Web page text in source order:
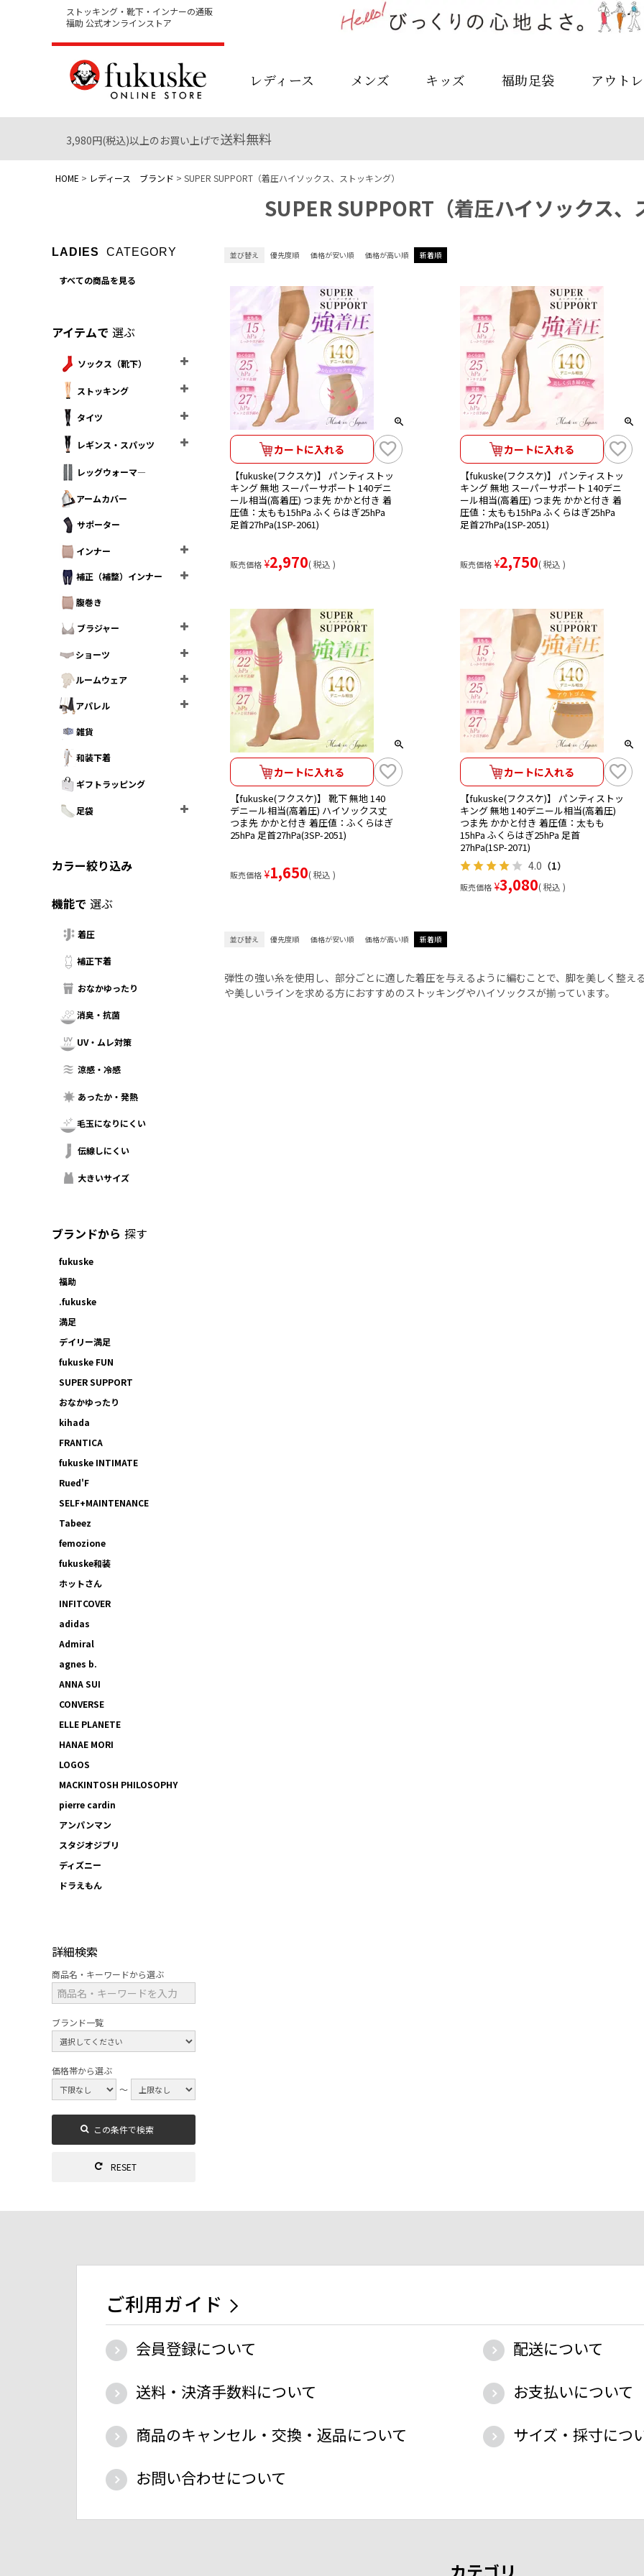
ストッキング・靴下・インナーの通販
福助 公式オンラインストア
レディース メンズ キッズ 福助足袋 アウト
3,980円(税込)以上のお買い上げで送料無料
HOME レディース ブランド SUPER SUPPORT（着圧ハイソックス、ストッキング）
LADIES CATEGORY
すべての商品を見る
アイテムで 選ぶ
ソックス（靴下）
ストッキング
タイツ
レギンス・スパッツ
レッグウォーマ―
アームカバー
サポーター
インナー
補正（補整）インナー
腹巻き
ブラジャー
ショーツ
ルームウェア
アパレル
雑貨
和装下着
ギフトラッピング
足袋
カラー絞り込み
機能で 選ぶ
着圧
補正下着
おなかゆったり
消臭・抗菌
UV・ムレ対策
涼感・冷感
あったか・発熱
毛玉になりにくい
伝線しにくい
大きいサイズ
ブランドから 探す
fukuske
福助
.fukuske
満足
デイリー満足
fukuske FUN
SUPER SUPPORT
おなかゆったり
kihada
FRANTICA
fukuske INTIMATE
Rued'F
SELF+MAINTENANCE
Tabeez
femozione
fukuske和装
ホットさん
INFITCOVER
adidas
Admiral
agnes b.
ANNA SUI
CONVERSE
ELLE PLANETE
HANAE MORI
LOGOS
MACKINTOSH PHILOSOPHY
pierre cardin
アンパンマン
スタジオジブリ
ディズニー
ドラえもん
詳細検索
商品名・キーワードから選ぶ
ブランド一覧
価格帯から選ぶ
～
SUPER SUPPORT（着圧ハイソックス、
並び替え 優先度順 価格が安い順 価格が高い順 新着順
カートに入れる
【fukuske(フクスケ)】 パンティストッ
キング 無地 スーパーサポート 140デニ
ール相当(高着圧) つま先 かかと付き 着
圧値：太もも15hPa ふくらはぎ25hPa
足首27hPa(1SP-2061)
販売価格 ¥2,970 税込
カートに入れる
【fukuske(フクスケ)】 パンティストッ
キング 無地 スーパーサポート 140デニ
ール相当(高着圧) つま先 かかと付き 着
圧値：太もも15hPa ふくらはぎ25hPa
足首27hPa(1SP-2051)
販売価格 ¥2,750 税込
カートに入れる
【fukuske(フクスケ)】 靴下 無地 140
デニール相当(高着圧) ハイソックス丈
つま先 かかと付き 着圧値：ふくらはぎ
25hPa 足首27hPa(3SP-2051)
販売価格 ¥1,650 税込
カートに入れる
【fukuske(フクスケ)】 パンティストッ
キング 無地 140デニール相当(高着圧)
つま先 かかと付き 着圧値：太もも
15hPa ふくらはぎ25hPa 足首
27hPa(1SP-2071)
4.0 （1）
販売価格 ¥3,080 税込
並び替え 優先度順 価格が安い順 価格が高い順 新着順
弾性の強い糸を使用し、部分ごとに適した着圧を与えるように編むことで、脚を美しく整
や美しいラインを求める方におすすめのストッキングやハイソックスが揃っています。
ご利用ガイド
会員登録について
配送について
送料・決済手数料について
お支払いについて
商品のキャンセル・交換・返品について
サイズ・採寸につ
お問い合わせについて